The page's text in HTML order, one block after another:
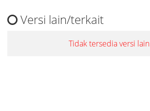
Versi lain/terkait
Tidak tersedia versi lain